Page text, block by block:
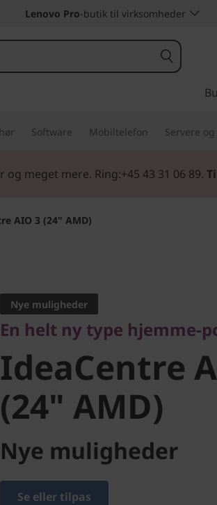
Lenovo Pro-butik til virksomheder
Software Mobiltelefon Servere
meget mere. Ring:+45 43 31 06 89.
AIO 3 (24" AMD)
IdeaCentre
(24" AMD)
Nye muligheder
En helt ny type hjemme-
IdeaCentre
(24" AMD)
Nye muligheder
Se eller tilpas